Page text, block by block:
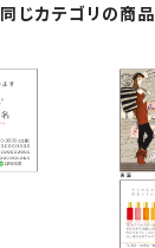
同じカテゴリの商品